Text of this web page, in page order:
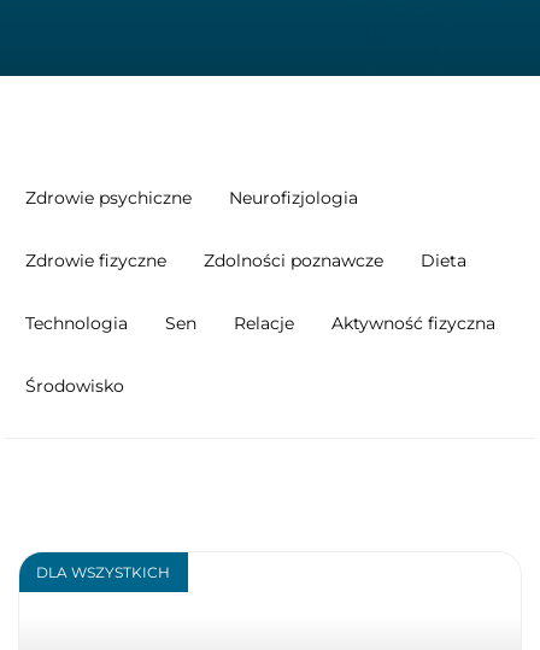
Zdrowie psychiczne Neurofizjologia
Zdrowie fizyczne Zdolności poznawcze Dieta
Technologia Sen Relacje Aktywność fizyczna
Środowisko
DLA WSZYSTKICH